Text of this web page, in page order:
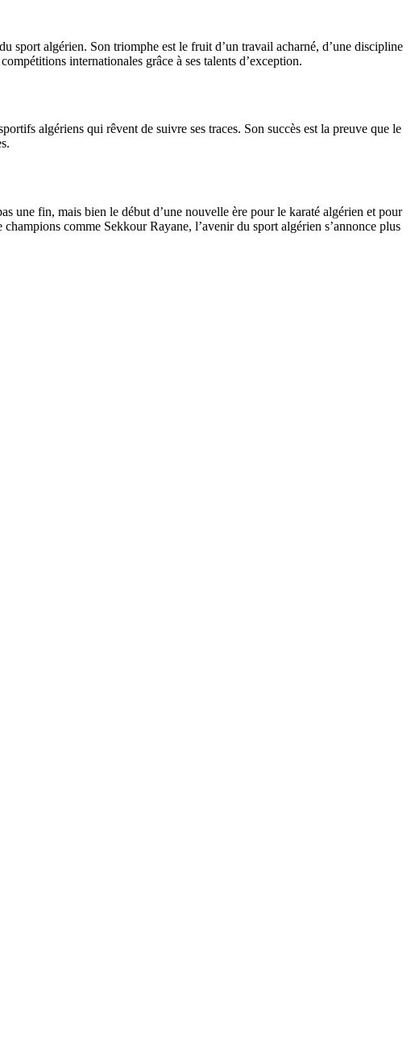
sport algérien. Son triomphe est le fruit d’un travail acharné, d’une discipline
internationales grâce à ses talents d’exception.
algériens qui rêvent de suivre ses traces. Son succès est la preuve que le
une fin, mais bien le début d’une nouvelle ère pour le karaté algérien et pour
comme Sekkour Rayane, l’avenir du sport algérien s’annonce plus